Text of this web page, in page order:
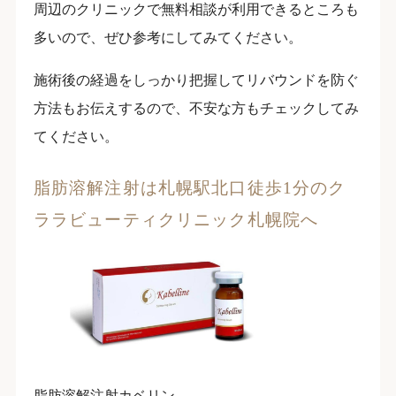
周辺のクリニックで無料相談が利用できるところも
多いので、ぜひ参考にしてみてください。
施術後の経過をしっかり把握してリバウンドを防ぐ
方法もお伝えするので、不安な方もチェックしてみ
てください。
脂肪溶解注射は札幌駅北口徒歩1分のク
ララビューティクリニック札幌院へ